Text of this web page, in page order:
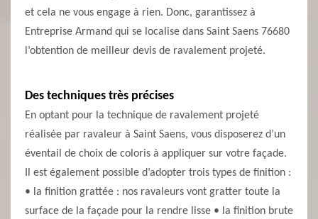
et cela ne vous engage à rien. Donc, garantissez à
Entreprise Armand qui se localise dans Saint Saens 76680
l’obtention de meilleur devis de ravalement projeté.
Des techniques très précises
En optant pour la technique de ravalement projeté
réalisée par ravaleur à Saint Saens, vous disposerez d’un
éventail de choix de coloris à appliquer sur votre façade.
Il est également possible d’adopter trois types de finition :
• la finition grattée : nos ravaleurs vont gratter toute la
surface de la façade pour la rendre lisse • la finition brute